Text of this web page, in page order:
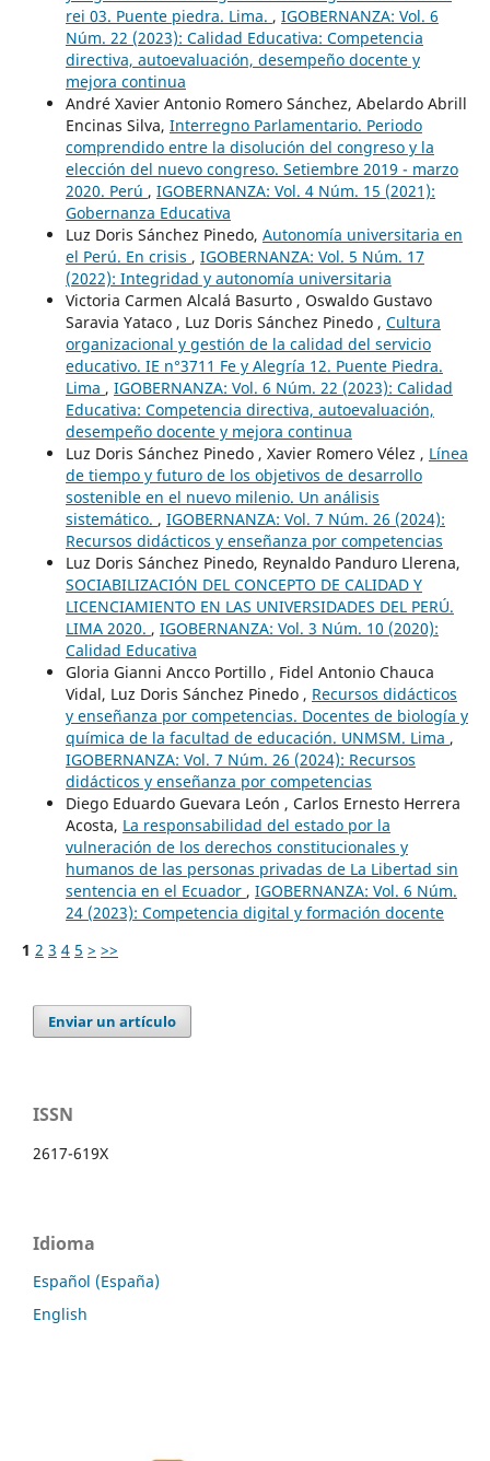
rei 03. Puente piedra. Lima. , IGOBERNANZA: Vol. 6
Núm. 22 (2023): Calidad Educativa: Competencia
directiva, autoevaluación, desempeño docente y
mejora continua
André Xavier Antonio Romero Sánchez, Abelardo Abrill
Encinas Silva, Interregno Parlamentario. Periodo
comprendido entre la disolución del congreso y la
elección del nuevo congreso. Setiembre 2019 - marzo
2020. Perú , IGOBERNANZA: Vol. 4 Núm. 15 (2021):
Gobernanza Educativa
Luz Doris Sánchez Pinedo, Autonomía universitaria en
el Perú. En crisis , IGOBERNANZA: Vol. 5 Núm. 17
(2022): Integridad y autonomía universitaria
Victoria Carmen Alcalá Basurto , Oswaldo Gustavo
Saravia Yataco , Luz Doris Sánchez Pinedo , Cultura
organizacional y gestión de la calidad del servicio
educativo. IE n°3711 Fe y Alegría 12. Puente Piedra.
Lima , IGOBERNANZA: Vol. 6 Núm. 22 (2023): Calidad
Educativa: Competencia directiva, autoevaluación,
desempeño docente y mejora continua
Luz Doris Sánchez Pinedo , Xavier Romero Vélez , Línea
de tiempo y futuro de los objetivos de desarrollo
sostenible en el nuevo milenio. Un análisis
sistemático. , IGOBERNANZA: Vol. 7 Núm. 26 (2024):
Recursos didácticos y enseñanza por competencias
Luz Doris Sánchez Pinedo, Reynaldo Panduro Llerena,
SOCIABILIZACIÓN DEL CONCEPTO DE CALIDAD Y
LICENCIAMIENTO EN LAS UNIVERSIDADES DEL PERÚ.
LIMA 2020. , IGOBERNANZA: Vol. 3 Núm. 10 (2020):
Calidad Educativa
Gloria Gianni Ancco Portillo , Fidel Antonio Chauca
Vidal, Luz Doris Sánchez Pinedo , Recursos didácticos
y enseñanza por competencias. Docentes de biología y
química de la facultad de educación. UNMSM. Lima ,
IGOBERNANZA: Vol. 7 Núm. 26 (2024): Recursos
didácticos y enseñanza por competencias
Diego Eduardo Guevara León , Carlos Ernesto Herrera
Acosta, La responsabilidad del estado por la
vulneración de los derechos constitucionales y
humanos de las personas privadas de La Libertad sin
sentencia en el Ecuador , IGOBERNANZA: Vol. 6 Núm.
24 (2023): Competencia digital y formación docente
1 2 3 4 5 > >>
Enviar un artículo
ISSN
2617-619X
Idioma
Español (España)
English